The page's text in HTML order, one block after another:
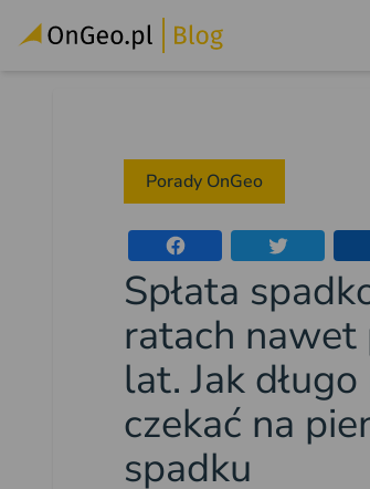
Porady OnGeo
Spłata
ratach nawet
lat. Jak
czekać na
spadku